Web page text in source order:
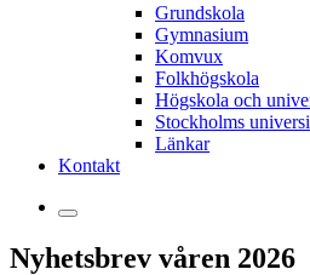
Grundskola
Gymnasium
Komvux
Folkhögskola
Högskola och
Stockholms
Länkar
Kontakt
Nyhetsbrev våren 2026